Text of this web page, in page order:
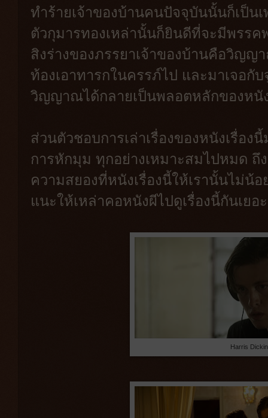
ทำร้ายเจ้าของบ้านคนปัจจุบันนั้นก็เป็น
ตัวกุมารทองเหล่านั้นก็ยินดีที่จะมีพรร
สิงร่างของภรรยาเจ้าของบ้านคือวิญญ
ท้องเอาทารกในครรภ์ไป และมาเจอกั
วิญญาณได้กลายเป็นพลอตหลักของหนัง
ส่วนตัวชอบการเล่าเรื่องของหนังเรื่อ
การหักมุม ทุกอย่างเหมาะสมไปหมด ถึ
ความสยองที่หนังเรื่องนี้ให้เรานั้นไม่น้
แนะให้เหล่าคอหนังผีไปดูเรื่องนี้กันเยอ
Harris